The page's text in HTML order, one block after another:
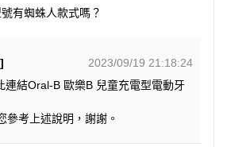
有蜘蛛人款式嗎？
2023/09/19 21:18:24
連結Oral-B 歐樂B 兒童充電型電動牙
參考上述說明，謝謝。